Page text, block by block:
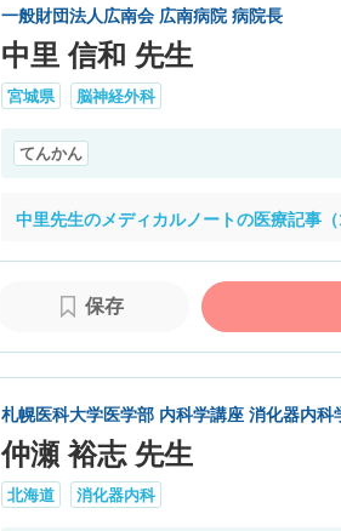
一般財団法人広南会 広南病院 病院長
中里 信和 先生
宮城県 脳神経外科
てんかん
中里先生のメディカルノートの医療記事
保存
札幌医科大学医学部 内科学講座 消化器内科
仲瀬 裕志 先生
北海道 消化器内科